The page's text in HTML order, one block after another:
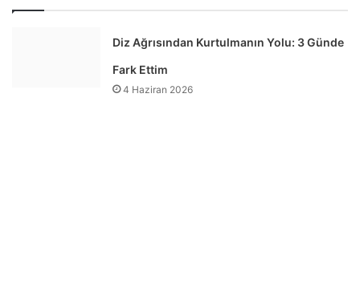
Diz Ağrısından Kurtulmanın Yolu: 3 Günde
Fark Ettim
4 Haziran 2026